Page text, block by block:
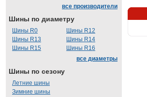
все производители
Шины по диаметру
Шины R0
Шины R12
Шины R13
Шины R14
Шины R15
Шины R16
все диаметры
Шины по сезону
Летние шины
Зимние шины